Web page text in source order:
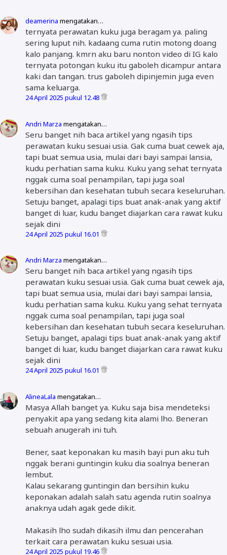
deamerina mengatakan…
ternyata perawatan kuku juga beragam ya. paling
sering luput nih. kadaang cuma rutin motong doang
kalo panjang. kmrn aku baru nonton video di IG kalo
ternyata potongan kuku itu gaboleh dicampur antara
kaki dan tangan. trus gaboleh dipinjemin juga even
sama keluarga.
24 April 2025 pukul 12.48
Andri Marza mengatakan…
Seru banget nih baca artikel yang ngasih tips
perawatan kuku sesuai usia. Gak cuma buat cewek aja,
tapi buat semua usia, mulai dari bayi sampai lansia,
kudu perhatian sama kuku. Kuku yang sehat ternyata
nggak cuma soal penampilan, tapi juga soal
kebersihan dan kesehatan tubuh secara keseluruhan.
Setuju banget, apalagi tips buat anak-anak yang aktif
banget di luar, kudu banget diajarkan cara rawat kuku
sejak dini
24 April 2025 pukul 16.01
Andri Marza mengatakan…
Seru banget nih baca artikel yang ngasih tips
perawatan kuku sesuai usia. Gak cuma buat cewek aja,
tapi buat semua usia, mulai dari bayi sampai lansia,
kudu perhatian sama kuku. Kuku yang sehat ternyata
nggak cuma soal penampilan, tapi juga soal
kebersihan dan kesehatan tubuh secara keseluruhan.
Setuju banget, apalagi tips buat anak-anak yang aktif
banget di luar, kudu banget diajarkan cara rawat kuku
sejak dini
24 April 2025 pukul 16.01
AlineaLala mengatakan…
Masya Allah banget ya. Kuku saja bisa mendeteksi
penyakit apa yang sedang kita alami lho. Beneran
sebuah anugerah ini tuh.
Bener, saat keponakan ku masih bayi pun aku tuh
nggak berani guntingin kuku dia soalnya beneran
lembut.
Kalau sekarang guntingin dan bersihin kuku
keponakan adalah salah satu agenda rutin soalnya
anaknya udah agak gede dikit.
Makasih lho sudah dikasih ilmu dan pencerahan
terkait cara perawatan kuku sesuai usia.
24 April 2025 pukul 19.46